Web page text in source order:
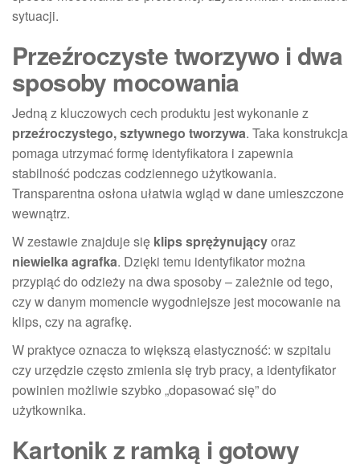
sytuacji.
Przeźroczyste tworzywo i dwa
sposoby mocowania
Jedną z kluczowych cech produktu jest wykonanie z
przeźroczystego, sztywnego tworzywa. Taka konstrukcja
pomaga utrzymać formę identyfikatora i zapewnia
stabilność podczas codziennego użytkowania.
Transparentna osłona ułatwia wgląd w dane umieszczone
wewnątrz.
W zestawie znajduje się klips sprężynującyoraz
niewielka agrafka. Dzięki temu identyfikator można
przypiąć do odzieży na dwa sposoby – zależnie od tego,
czy w danym momencie wygodniejsze jest mocowanie na
klips, czy na agrafkę.
W praktyce oznacza to większą elastyczność: w szpitalu
czy urzędzie często zmienia się tryb pracy, a identyfikator
powinien możliwie szybko „dopasować się” do
użytkownika.
Kartonik z ramką i gotowy